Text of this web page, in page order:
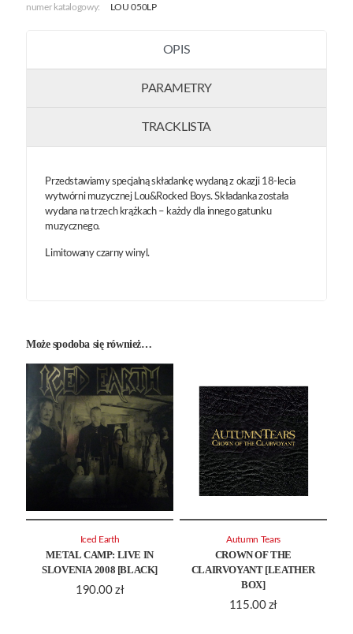
numer katalogowy:
LOU 050LP
OPIS
PARAMETRY
TRACKLISTA
Przedstawiamy specjalną składankę wydaną z okazji 18-lecia
wytwórni muzycznej Lou&Rocked Boys. Składanka została
wydana na trzech krążkach – każdy dla innego gatunku
muzycznego.
Limitowany czarny winyl.
Może spodoba się również…
METAL CAMP: LIVE IN
SLOVENIA 2008 [BLACK]
190.00 zł
Iced Earth
CROWN OF THE
CLAIRVOYANT [LEATHER
BOX]
115.00 zł
Autumn Tears